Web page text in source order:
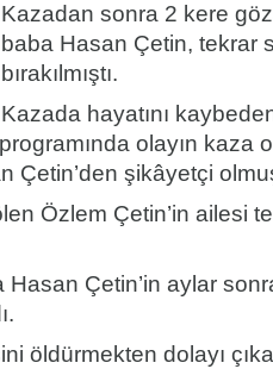
Kazadan sonra 2 kere
baba Hasan Çetin, tekrar
bırakılmıştı.
Kazada hayatını
olayın kaza
Çetin’den şikâyetçi
Özlem Çetin’in ailesi
Çetin’in aylar
dolayı